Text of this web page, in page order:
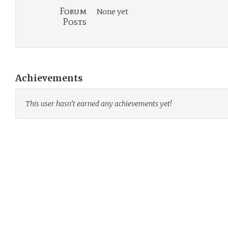
Forum
Posts
None yet
Achievements
This user hasn’t earned any achievements yet!